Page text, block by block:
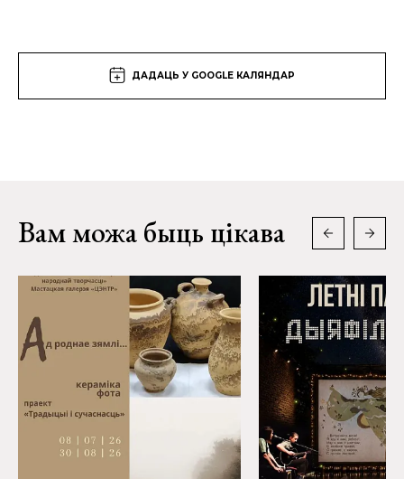
ДАДАЦЬ У GOOGLE КАЛЯНДАР
Вам можа быць цікава